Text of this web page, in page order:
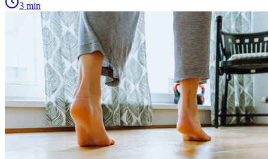
3 min